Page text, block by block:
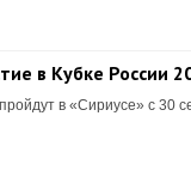
в Кубке России
в «Сириусе» с 30